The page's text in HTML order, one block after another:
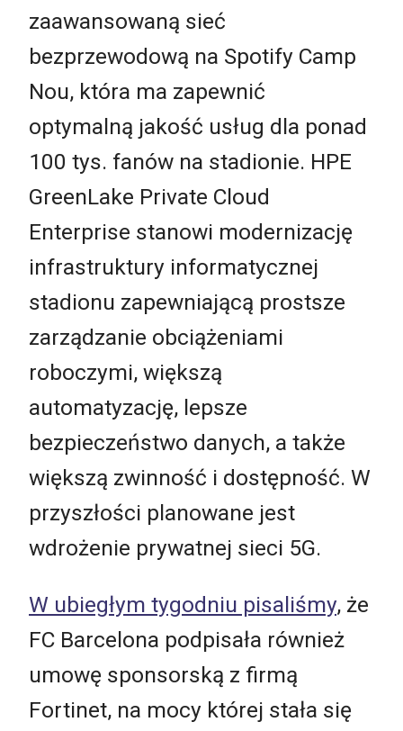
zaawansowaną sieć
bezprzewodową na Spotify Camp
Nou, która ma zapewnić
optymalną jakość usług dla ponad
100 tys. fanów na stadionie. HPE
GreenLake Private Cloud
Enterprise stanowi modernizację
infrastruktury informatycznej
stadionu zapewniającą prostsze
zarządzanie obciążeniami
roboczymi, większą
automatyzację, lepsze
bezpieczeństwo danych, a także
większą zwinność i dostępność. W
przyszłości planowane jest
wdrożenie prywatnej sieci 5G.
W ubiegłym tygodniu pisaliśmy, że
FC Barcelona podpisała również
umowę sponsorską z firmą
Fortinet, na mocy której stała się